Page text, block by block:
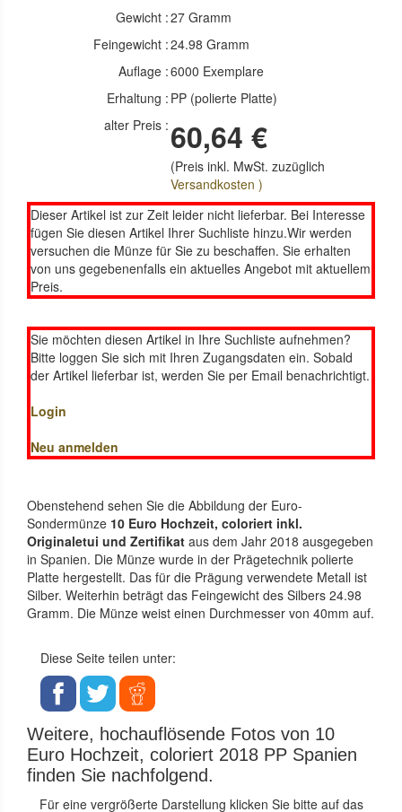
Gewicht :27 Gramm
Feingewicht :24.98 Gramm
Auflage :6000 Exemplare
Erhaltung : PP (polierte Platte)
alter Preis : 60,64 €
(Preis inkl. MwSt. zuzüglich
Versandkosten )
Dieser Artikel ist zur Zeit leider nicht lieferbar. Bei Interesse
fügen Sie diesen Artikel Ihrer Suchliste hinzu.Wir werden
versuchen die Münze für Sie zu beschaffen. Sie erhalten
von uns gegebenenfalls ein aktuelles Angebot mit aktuellem
Preis.
Sie möchten diesen Artikel in Ihre Suchliste aufnehmen?
Bitte loggen Sie sich mit Ihren Zugangsdaten ein. Sobald
der Artikel lieferbar ist, werden Sie per Email benachrichtigt.
Login
Neu anmelden
Obenstehend sehen Sie die Abbildung der Euro-
Sondermünze 10 Euro Hochzeit, coloriert inkl.
Originaletui und Zertifikat aus dem Jahr 2018 ausgegeben
in Spanien. Die Münze wurde in der Prägetechnik polierte
Platte hergestellt. Das für die Prägung verwendete Metall ist
Silber. Weiterhin beträgt das Feingewicht des Silbers 24.98
Gramm. Die Münze weist einen Durchmesser von 40mm auf.
Diese Seite teilen unter:
Weitere, hochauflösende Fotos von 10
Euro Hochzeit, coloriert 2018 PP Spanien
finden Sie nachfolgend.
Für eine vergrößerte Darstellung klicken Sie bitte auf das